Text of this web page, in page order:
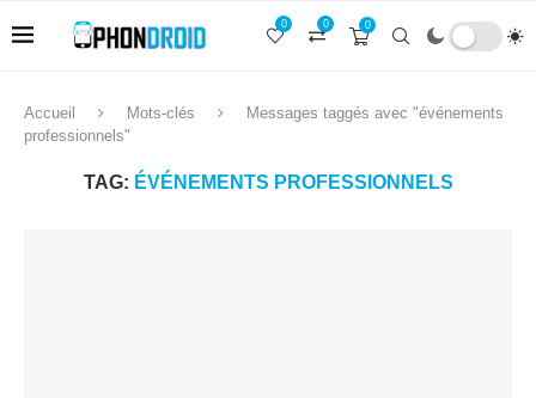
0
0
0
Accueil Mots-clés
Messages taggés avec "événements
professionnels"
TAG: ÉVÉNEMENTS PROFESSIONNELS